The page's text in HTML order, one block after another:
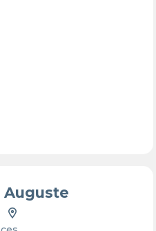
Auguste